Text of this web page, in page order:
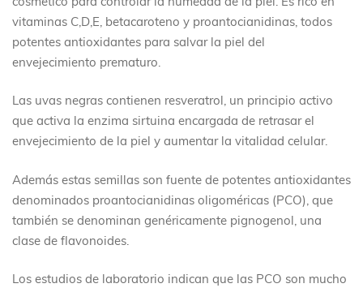
vitaminas C,D,E, betacaroteno y proantocianidinas, todos
potentes antioxidantes para salvar la piel del
envejecimiento prematuro.
Las uvas negras contienen resveratrol, un principio activo
que activa la enzima sirtuina encargada de retrasar el
envejecimiento de la piel y aumentar la vitalidad celular.
Además estas semillas son fuente de potentes antioxidantes
denominados proantocianidinas oligoméricas (PCO), que
también se denominan genéricamente pignogenol, una
clase de flavonoides.
Los estudios de laboratorio indican que las PCO son mucho